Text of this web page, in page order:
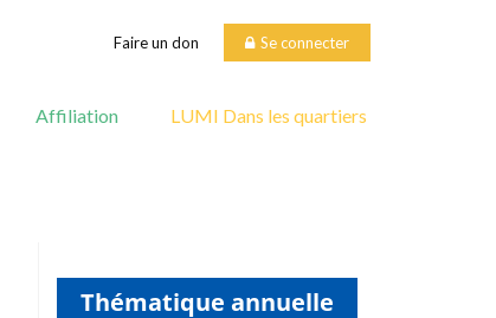
Faire un don Se connecter
Affiliation LUMI Dans les quartiers
Thématique annuelle